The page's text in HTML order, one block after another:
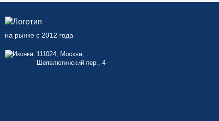
на рынке с 2012 года
111024, Москва,
Шепелюгинский пер., 4